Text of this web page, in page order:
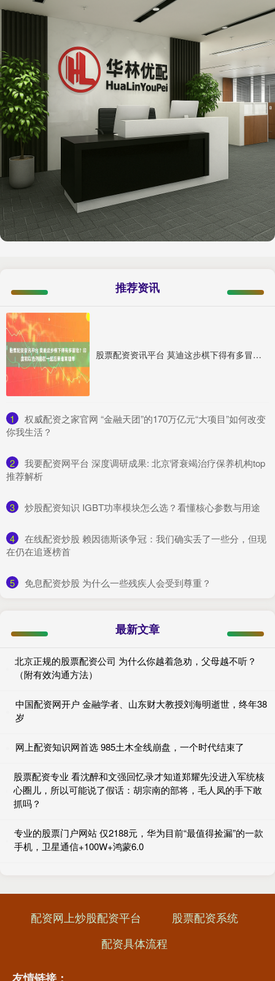
推荐资讯
股票配资资讯平台 莫迪这步棋下得有多冒险？印度和以色列捆在一起后果谁来埋单
1
​权威配资之家官网 “金融天团”的170万亿元“大项目”如何改变
你我生活？
2
​我要配资网平台 深度调研成果: 北京肾衰竭治疗保养机构top
推荐解析
3 ​炒股配资知识 IGBT功率模块怎么选？看懂核心参数与用途
4
​在线配资炒股 赖因德斯谈争冠：我们确实丢了一些分，但现
在仍在追逐榜首
5 ​免息配资炒股 为什么一些残疾人会受到尊重？
最新文章
北京正规的股票配资公司 为什么你越着急劝，父母越不听？
（附有效沟通方法）
中国配资网开户 金融学者、山东财大教授刘海明逝世，终年38
岁
网上配资知识网首选 985土木全线崩盘，一个时代结束了
股票配资专业 看沈醉和文强回忆录才知道郑耀先没进入军统核
心圈儿，所以可能说了假话：胡宗南的部将，毛人凤的手下敢
抓吗？
专业的股票门户网站 仅2188元，华为目前“最值得捡漏”的一款
手机，卫星通信+100W+鸿蒙6.0
配资网上炒股配资平台
股票配资系统
配资具体流程